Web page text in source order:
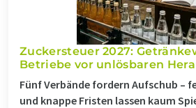
Zuckersteuer 2027:
Betriebe vor unlösbaren
Fünf Verbände fordern Aufschub –
und knappe Fristen lassen kaum